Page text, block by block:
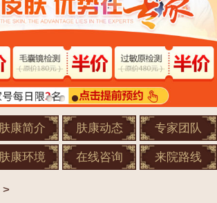
肤康简介 肤康动态 专家团队
肤康环境 在线咨询 来院路线
>